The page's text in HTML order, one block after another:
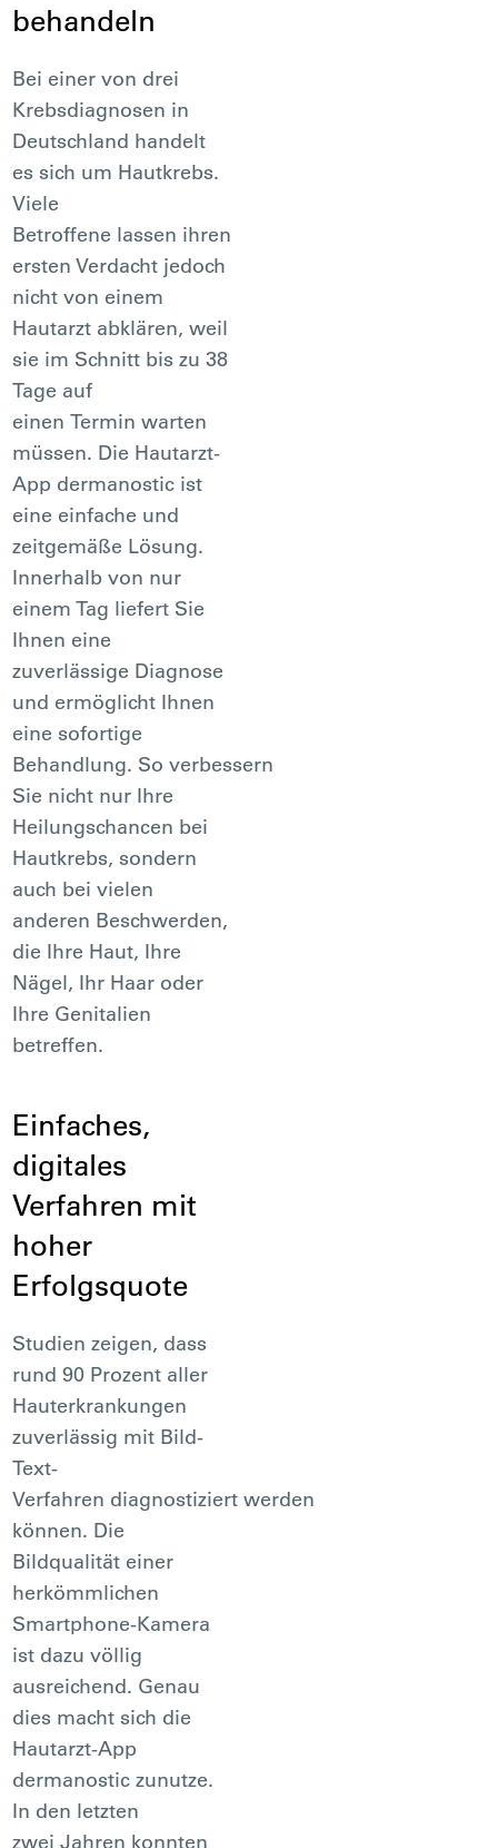
behandeln
Bei einer von drei
Krebsdiagnosen in
Deutschland handelt
es sich um Hautkrebs.
Viele
Betroffene lassen ihren
ersten Verdacht jedoch
nicht von einem
Hautarzt abklären, weil
sie im Schnitt bis zu 38
Tage auf
einen Termin warten
müssen. Die Hautarzt-
App dermanostic ist
eine einfache und
zeitgemäße Lösung.
Innerhalb von nur
einem Tag liefert Sie
Ihnen eine
zuverlässige Diagnose
und ermöglicht Ihnen
eine sofortige
Behandlung. So verbessern
Sie nicht nur Ihre
Heilungschancen bei
Hautkrebs, sondern
auch bei vielen
anderen Beschwerden,
die Ihre Haut, Ihre
Nägel, Ihr Haar oder
Ihre Genitalien
betreffen.
Einfaches,
digitales
Verfahren mit
hoher
Erfolgsquote
Studien zeigen, dass
rund 90 Prozent aller
Hauterkrankungen
zuverlässig mit Bild-
Text-
Verfahren diagnostiziert werden
können. Die
Bildqualität einer
herkömmlichen
Smartphone-Kamera
ist dazu völlig
ausreichend. Genau
dies macht sich die
Hautarzt-App
dermanostic zunutze.
In den letzten
zwei Jahren konnten